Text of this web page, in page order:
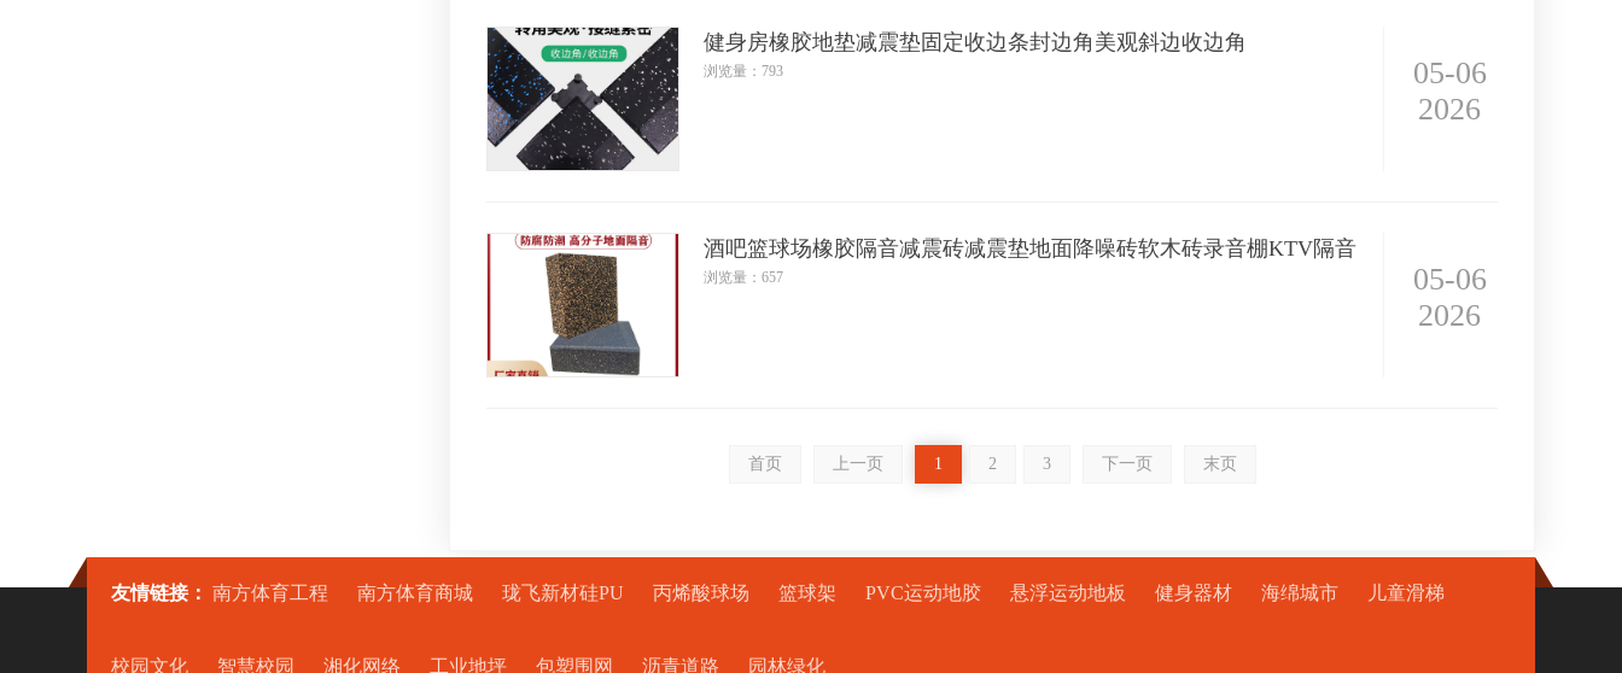
健身房橡胶地垫减震垫固定收边条封边角美观斜边收边角
浏览量：793
05-06
2026
酒吧篮球场橡胶隔音减震砖减震垫地面降噪砖软木砖录音棚KTV隔音
浏览量：657
05-06
2026
首页 上一页 1 2 3 下一页 末页
友情链接： 南方体育工程 南方体育商城 珑飞新材硅PU 丙烯酸球场 篮球架 PVC运动地胶 悬浮运动地板 健身器材 海绵城市 儿童滑梯
校园文化 智慧校园 湘化网络 工业地坪 包塑围网 沥青道路 园林绿化